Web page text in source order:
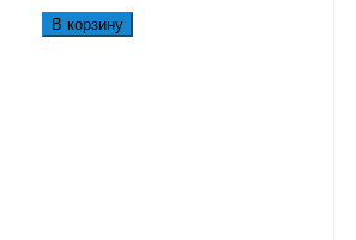
В корзину